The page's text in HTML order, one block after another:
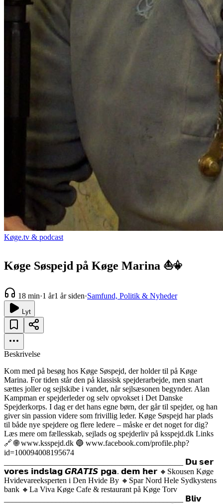
Køge.tv & podcast
Køge Søspejd på Køge Marina ⛵⚜️
18 min·1 år1 år siden·Samfund, Politik & Nyheder
Lyt
Beskrivelse
Kom med på besøg hos Køge Søspejd, der holder til på Køge
Marina. For tiden står den på klassisk spejderarbejde, men snart
sættes joller og sejlskibe i vandet, når sejlsæsonen begynder. Alan
Kampman er spejderleder og selv opvokset i Det Danske
Spejderkorps. I dag er det hans egne børn, der går til spejder, og han
giver sin passion videre som frivillig leder. Køge Søspejd har plads
til både nye spejdere og flere ledere – måske er det noget for dig?
Læs mere om fællesskab, sejlads og spejderliv på ksspejd.dk Links
🔗 🌐 www.ksspejd.dk 🔵 www.facebook.com/profile.php?
id=100094008195674
_____________________________________________ 𝗗𝘂 𝘀𝗲𝗿
𝘃𝗼𝗿𝗲𝘀 𝗶𝗻𝗱𝘀𝗹𝗮𝗴 𝙂𝙍𝘼𝙏𝙄𝙎 𝗽𝗴𝗮. 𝗱𝗲𝗺 𝗵𝗲𝗿 🔸Skousen Køge
Hvidevareeksperten i Den Hvide By 🔸Spar Nord Hele Sydkystens
bank 🔸La Viva Køge Cafe & restaurant på Køge Torv
_____________________________________________ 𝗕𝗹𝗶𝘃